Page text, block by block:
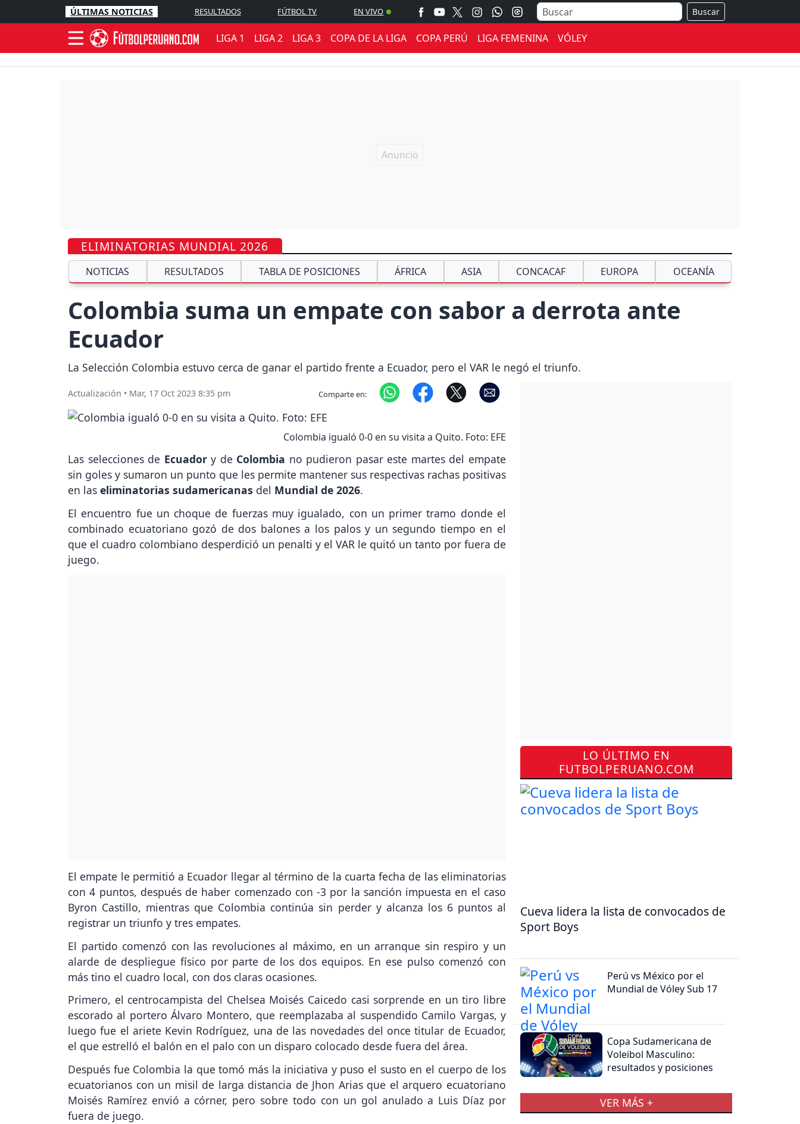
ÚLTIMAS NOTICIAS RESULTADOS FÚTBOL TV EN VIVO Buscar
LIGA 1 LIGA 2 LIGA 3 COPA DE LA LIGA COPA PERÚ LIGA FEMENINA VÓLEY
ELIMINATORIAS MUNDIAL 2026
NOTICIAS RESULTADOS TABLA DE POSICIONES ÁFRICA ASIA CONCACAF EUROPA OCEANÍA
Colombia suma un empate con sabor a derrota ante
Ecuador
La Selección Colombia estuvo cerca de ganar el partido frente a Ecuador, pero el VAR le negó el triunfo.
Actualización • Mar, 17 Oct 2023 8:35 pm Comparte en:
Colombia igualó 0-0 en su visita a Quito. Foto: EFE
Las selecciones de Ecuadory de Colombia no pudieron pasar este martes del empate
sin goles y sumaron un punto que les permite mantener sus respectivas rachas positivas
en las eliminatorias sudamericanas del Mundial de 2026.
El encuentro fue un choque de fuerzas muy igualado, con un primer tramo donde el
combinado ecuatoriano gozó de dos balones a los palos y un segundo tiempo en el
que el cuadro colombiano desperdició un penalti y el VAR le quitó un tanto por fuera de
juego.
El empate le permitió a Ecuador llegar al término de la cuarta fecha de las eliminatorias
con 4 puntos, después de haber comenzado con -3 por la sanción impuesta en el caso
Byron Castillo, mientras que Colombia continúa sin perder y alcanza los 6 puntos al
registrar un triunfo y tres empates.
El partido comenzó con las revoluciones al máximo, en un arranque sin respiro y un
alarde de despliegue físico por parte de los dos equipos. En ese pulso comenzó con
más tino el cuadro local, con dos claras ocasiones.
Primero, el centrocampista del Chelsea Moisés Caicedo casi sorprende en un tiro libre
escorado al portero Álvaro Montero, que reemplazaba al suspendido Camilo Vargas, y
luego fue el ariete Kevin Rodríguez, una de las novedades del once titular de Ecuador,
el que estrelló el balón en el palo con un disparo colocado desde fuera del área.
Después fue Colombia la que tomó más la iniciativa y puso el susto en el cuerpo de los
ecuatorianos con un misil de larga distancia de Jhon Arias que el arquero ecuatoriano
Moisés Ramírez envió a córner, pero sobre todo con un gol anulado a Luis Díaz por
fuera de juego.
LO ÚLTIMO EN
FUTBOLPERUANO.COM
Cueva lidera la lista de convocados de
Sport Boys
Perú vs México por el
Mundial de Vóley Sub 17
Copa Sudamericana de
Voleibol Masculino:
resultados y posiciones
VER MÁS +